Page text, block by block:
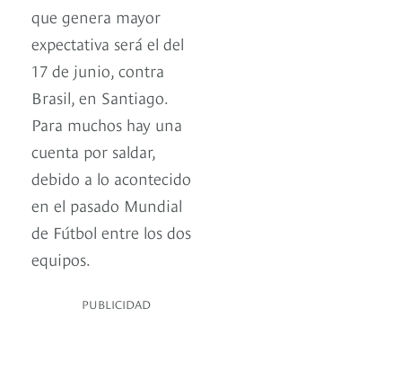
que genera mayor
expectativa será el del
17 de junio, contra
Brasil, en Santiago.
Para muchos hay una
cuenta por saldar,
debido a lo acontecido
en el pasado Mundial
de Fútbol entre los dos
equipos.
PUBLICIDAD